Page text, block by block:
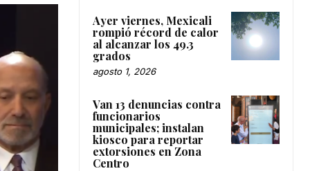
Ayer viernes, Mexicali
rompió récord de calor
al alcanzar los 49.3
grados
agosto 1, 2026
Van 13 denuncias contra
funcionarios
municipales; instalan
kiosco para reportar
extorsiones en Zona
Centro